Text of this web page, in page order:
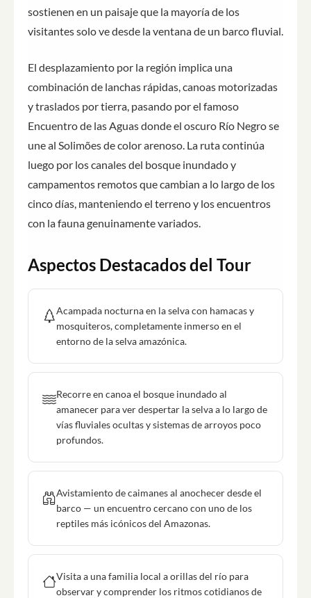
sostienen en un paisaje que la mayoría de los
visitantes solo ve desde la ventana de un barco fluvial.
El desplazamiento por la región implica una
combinación de lanchas rápidas, canoas motorizadas
y traslados por tierra, pasando por el famoso
Encuentro de las Aguas donde el oscuro Río Negro se
une al Solimões de color arenoso. La ruta continúa
luego por los canales del bosque inundado y
campamentos remotos que cambian a lo largo de los
cinco días, manteniendo el terreno y los encuentros
con la fauna genuinamente variados.
Aspectos Destacados del Tour
Acampada nocturna en la selva con hamacas y
mosquiteros, completamente inmerso en el
entorno de la selva amazónica.
Recorre en canoa el bosque inundado al
amanecer para ver despertar la selva a lo largo de
vías fluviales ocultas y sistemas de arroyos poco
profundos.
Avistamiento de caimanes al anochecer desde el
barco — un encuentro cercano con uno de los
reptiles más icónicos del Amazonas.
Visita a una familia local a orillas del río para
observar y comprender los ritmos cotidianos de